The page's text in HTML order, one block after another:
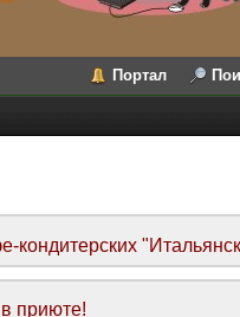
Портал
кондитерских
приюте!